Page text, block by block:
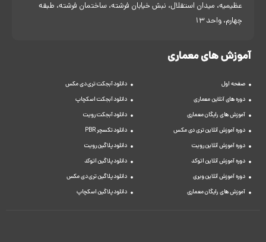
عظیمیه، میدان استقلال، نبش خیابان فرشته، ساختمان فرشته، طبقه
چهارم، واحد 13
آموزش های معماری
صفحه اول
دوره های آنلاین معماری
آموزش های رایگان معماری
دوره آموزش آنلاین تری دی مکس
دوره آموزش آنلاین رویت
دوره آموزش آنلاین اتوکد
دوره آموزش آنلاین ویری
آموزش های رایگان معماری
دانلود آبجکت تری دی مکس
دانلود آبجکت اسکچاپ
دانلود آبجکت رویت
دانلود تکسچر PBR
دانلود پلاگین رویت
دانلود پلاگین اتوکد
دانلود پلاگین تری دی مکس
دانلود پلاگین اسکچاپ